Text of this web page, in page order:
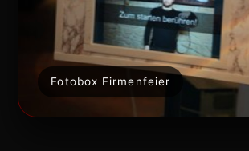
Fotobox Firmenfeier